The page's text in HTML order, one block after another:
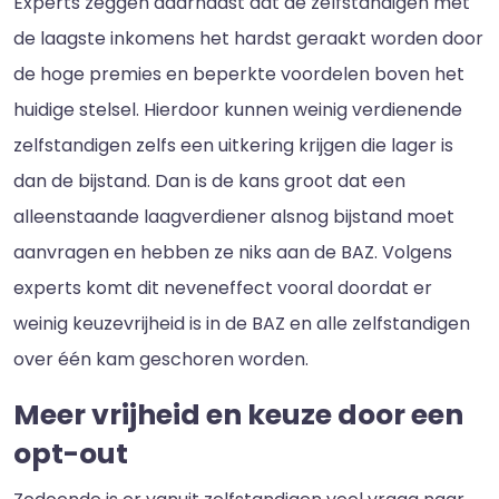
de laagste inkomens het hardst geraakt worden door
de hoge premies en beperkte voordelen boven het
huidige stelsel. Hierdoor kunnen weinig verdienende
zelfstandigen zelfs een uitkering krijgen die lager is
dan de bijstand. Dan is de kans groot dat een
alleenstaande laagverdiener alsnog bijstand moet
aanvragen en hebben ze niks aan de BAZ. Volgens
experts komt dit neveneffect vooral doordat er
weinig keuzevrijheid is in de BAZ en alle zelfstandigen
over één kam geschoren worden.
Meer vrijheid en keuze door een
opt-out